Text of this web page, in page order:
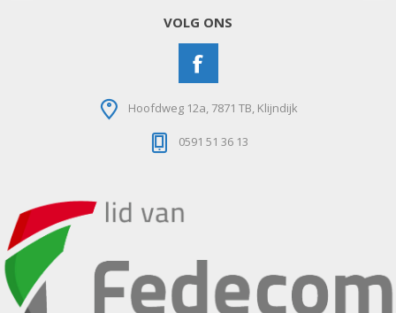
VOLG ONS
Hoofdweg 12a, 7871 TB, Klijndijk
0591 51 36 13